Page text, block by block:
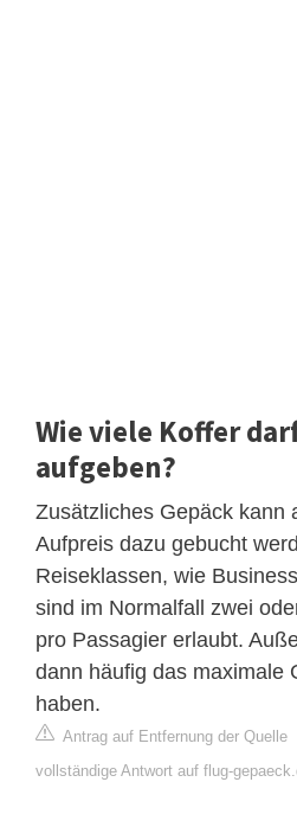
Wie viele Koffer
aufgeben?
Zusätzliches Gepäck kann
Aufpreis dazu gebucht
Reiseklassen, wie
sind im Normalfall zwei
pro Passagier erlaubt.
dann häufig das maximale
haben.
Antrag auf Entfernung der Quelle
vollständige Antwort auf flug-